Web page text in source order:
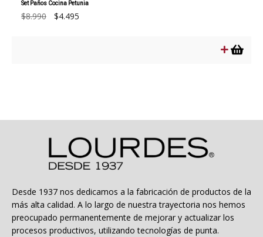
Set Paños Cocina Petunia
$8.990
El$4.495El
Desde 1937 nos dedicamos a la fabricación de productos de la
más alta calidad. A lo largo de nuestra trayectoria nos hemos
preocupado permanentemente de mejorar y actualizar los
procesos productivos, utilizando tecnologías de punta.